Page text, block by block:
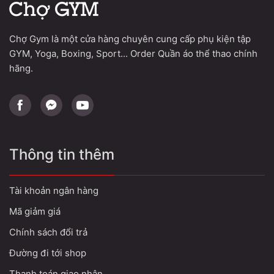
Chợ Gym là một cửa hàng chuyên cung cấp phụ kiện tập
GYM, Yoga, Boxing, Sport... Order Quần áo thể thao chính
hãng.
Thông tin thêm
Tài khoản ngân hàng
Mã giảm giá
Chính sách đổi trả
Đường đi tới shop